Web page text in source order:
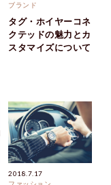
ブランド
タグ・ホイヤーコネ
クテッドの魅力とカ
スタマイズについて
2018.7.17